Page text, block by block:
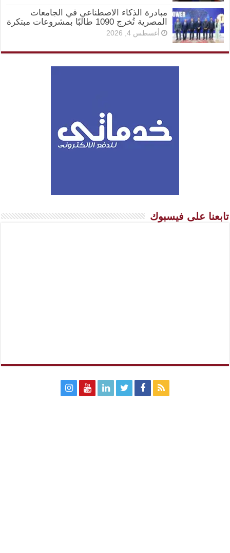
مبادرة الذكاء الاصطناعي في الجامعات
المصرية تُخرج 1090 طالبًا بمشروعات مبتكرة
أغسطس 4, 2026
تابعنا على فيسبوك